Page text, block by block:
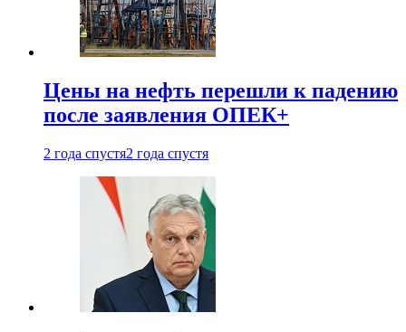
Цены на нефть перешли к падению
после заявления ОПЕК+
2 года спустя2 года спустя